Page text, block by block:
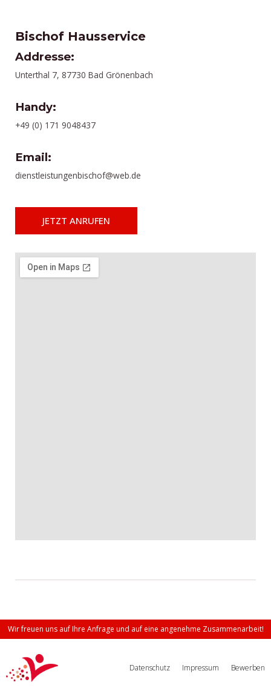
Bischof Hausservice
Addresse:
Unterthal 7, 87730 Bad Grönenbach
Handy:
+49 (0) 171 9048437
Email:
dienstleistungenbischof@web.de
JETZT ANRUFEN
Wir freuen uns auf Ihre Anfrage und auf eine angenehme Zusammenarbeit!
Datenschutz Impressum Bewerben